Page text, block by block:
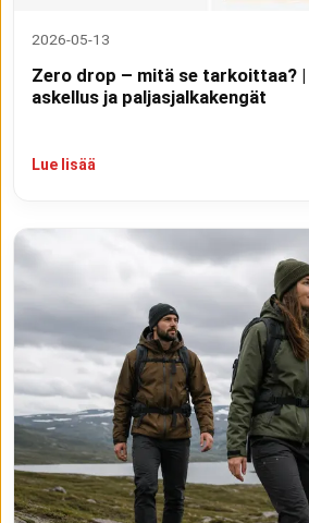
2026-05-13
Zero drop – mitä se tarkoittaa? |
askellus ja paljasjalkakengät
Lue lisää